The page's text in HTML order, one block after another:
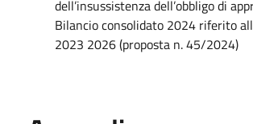
dell’insussistenza dell’obbligo di
Bilancio consolidato 2024 riferito
2023 2026 (proposta n. 45/2024)